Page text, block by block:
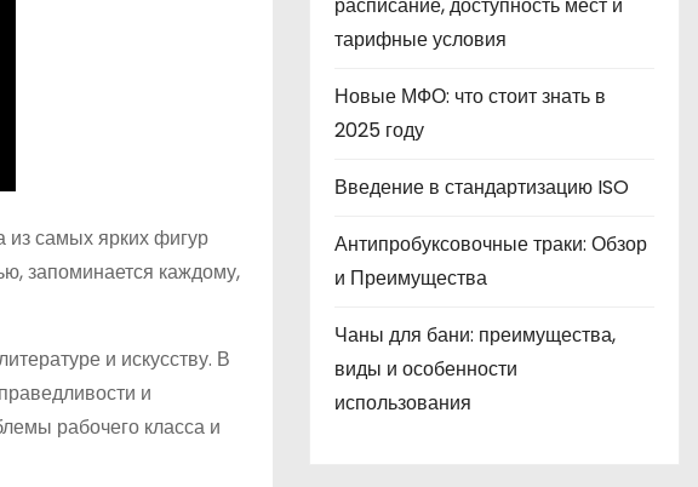
из самых ярких фигур
запоминается каждому,
и искусству. В
и
рабочего класса и
тарифные условия
Новые МФО: что стоит знать в
2025 году
Введение в стандартизацию ISO
Антипробуксовочные траки: Обзор
и Преимущества
Чаны для бани: преимущества,
виды и особенности
использования